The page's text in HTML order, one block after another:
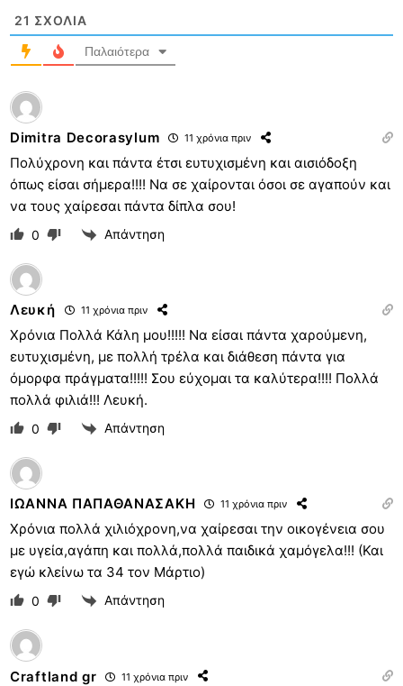
21 ΣΧΌΛΙΑ
Παλαιότερα
Dimitra Decorasylum 11 χρόνια πριν
Πολύχρονη και πάντα έτσι ευτυχισμένη και αισιόδοξη
όπως είσαι σήμερα!!!! Να σε χαίρονται όσοι σε αγαπούν και
να τους χαίρεσαι πάντα δίπλα σου!
0 Απάντηση
Λευκή 11 χρόνια πριν
Χρόνια Πολλά Κάλη μου!!!!! Να είσαι πάντα χαρούμενη,
ευτυχισμένη, με πολλή τρέλα και διάθεση πάντα για
όμορφα πράγματα!!!!! Σου εύχομαι τα καλύτερα!!!! Πολλά
πολλά φιλιά!!! Λευκή.
0 Απάντηση
ΙΩΑΝΝΑ ΠΑΠΑΘΑΝΑΣΑΚΗ 11 χρόνια πριν
Xρόνια πολλά χιλιόχρονη,να χαίρεσαι την οικογένεια σου
με υγεία,αγάπη και πολλά,πολλά παιδικά χαμόγελα!!! (Και
εγώ κλείνω τα 34 τον Μάρτιο)
0 Απάντηση
Craftland gr 11 χρόνια πριν